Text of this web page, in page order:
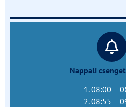
Nappali
1. 08:00 –
2. 08:55 –